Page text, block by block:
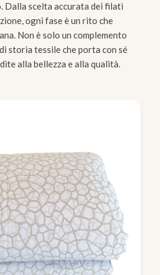
Dalla scelta accurata dei filati
ogni fase è un rito che
Non è solo un complemento
storia tessile che porta con sé
alla bellezza e alla qualità.